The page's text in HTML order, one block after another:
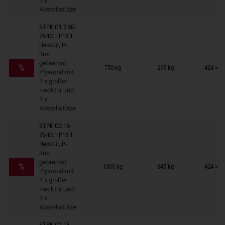
Abstellstütze
%
STPK O1 7.5G-
25-13.1.P15.1
Hecktür, P-
Box
gebremst,
Plywood mit
1 x großer
Hecktür und
1 x
Abstellstütze
750 kg 295 kg 424 ×
Anhänger auf Merkzettel
%
STPK O2 13-
25-13.1.P15.1
Hecktür, P-
Box
gebremst,
Plywood mit
1 x großer
Hecktür und
1 x
Abstellstütze
1300 kg 845 kg 424 ×
Anhänger auf Merkzettel